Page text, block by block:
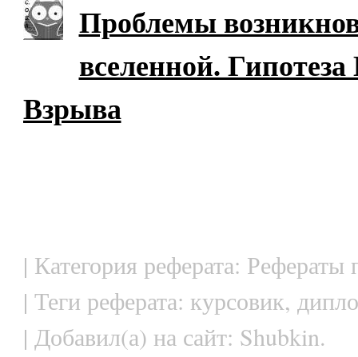
Проблемы
вселенной.
Взрыва
| Категория реферата: Рефераты
| Теги реферата: курсовик,
| Добавил(а) на сайт: Shubkin.